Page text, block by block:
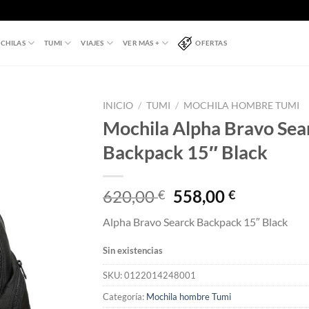
TUMI VIAJES VER MÁS + OFERTAS
INICIO / TUMI / MOCHILA HOMBRE TUMI
Mochila Alpha Bravo
Backpack 15″ Black
620,00€
El
precio
original
620,00 €.
558,00€El
actual
558,00 €.
Alpha Bravo Searck Backpack 15″ Black
Sin existencias
SKU:0122014248001
Categoría: Mochila hombre Tumi